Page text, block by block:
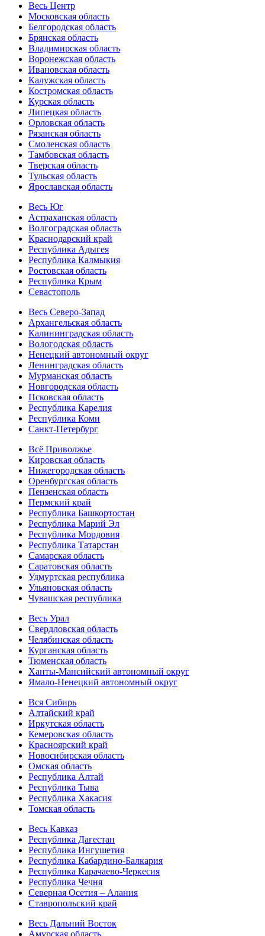
Весь Центр
Московская область
Белгородская область
Брянская область
Владимирская область
Воронежская область
Ивановская область
Калужская область
Костромская область
Курская область
Липецкая область
Орловская область
Рязанская область
Смоленская область
Тамбовская область
Тверская область
Тульская область
Ярославская область
Весь Юг
Астраханская область
Волгоградская область
Краснодарский край
Республика Адыгея
Республика Калмыкия
Ростовская область
Республика Крым
Севастополь
Весь Северо-Запад
Архангельская область
Калининградская область
Вологодская область
Ненецкий автономный округ
Ленинградская область
Мурманская область
Новгородская область
Псковская область
Республика Карелия
Республика Коми
Санкт-Петербург
Всё Приволжье
Кировская область
Нижегородская область
Оренбургская область
Пензенская область
Пермский край
Республика Башкортостан
Республика Марий Эл
Республика Мордовия
Республика Татарстан
Самарская область
Саратовская область
Удмуртская республика
Ульяновская область
Чувашская республика
Весь Урал
Свердловская область
Челябинская область
Курганская область
Тюменская область
Ханты-Мансийский автономный округ
Ямало-Ненецкий автономный округ
Вся Сибирь
Алтайский край
Иркутская область
Кемеровская область
Красноярский край
Новосибирская область
Омская область
Республика Алтай
Республика Тыва
Республика Хакасия
Томская область
Весь Кавказ
Республика Дагестан
Республика Ингушетия
Республика Кабардино-Балкария
Республика Карачаево-Черкесия
Республика Чечня
Северная Осетия – Алания
Ставропольский край
Весь Дальний Восток
Амурская область